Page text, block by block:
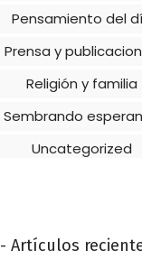
Pensamiento del
Prensa y
Religión y familia
Sembrando
Uncategorized
- Artículos